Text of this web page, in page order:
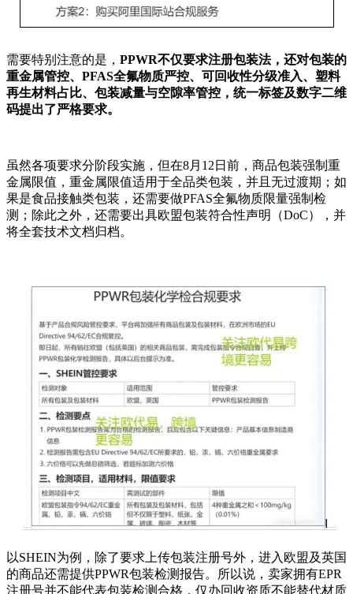
需要特别注意的是， PPWR不仅要求注册包装法，还对包装的
重金属管控、PFAS全氟物质严控、可回收性分级准入、塑料
再生材料占比、包装减量与空隙率管控，统一标签及数字二维
码提出了严格要求。
虽然各项要求分阶段实施，但在8月12日前，商品包装强制重
金属限值，重金属限值适用于全品类包装，并且无过渡期；如
果是食品接触类包装，还需要做PFAS全氟物质限量强制检
测；除此之外，还需要出具欧盟包装符合性声明（DoC），并
将全套技术文档归档。
以SHEIN为例，除了要求上传包装注册号外，进入欧盟及英国
的商品还需提供PPWR包装检测报告。所以说，卖家拥有EPR
注册号并不能代表包装检测合格，仅办回收资质不能替代材质